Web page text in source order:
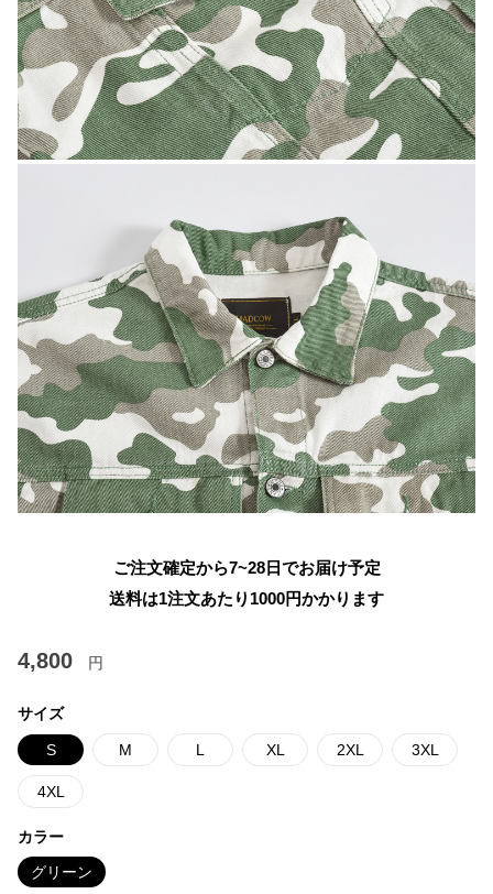
ご注文確定から7~28日でお届け予定
送料は1注文あたり 1000円かかります
4,800 円
サイズ
S M L XL 2XL 3XL
4XL
カラー
グリーン